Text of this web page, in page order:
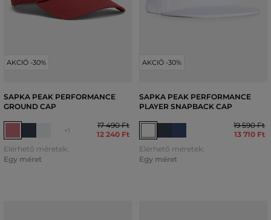
AKCIÓ -30%
SAPKA PEAK PERFORMANCE
GROUND CAP
+1
17 490 Ft
12 240 Ft
Elérhető méretek:
Egy méret
AKCIÓ -30%
SAPKA PEAK PERFORMANCE
PLAYER SNAPBACK CAP
19 590 Ft
13 710 Ft
Elérhető méretek:
Egy méret